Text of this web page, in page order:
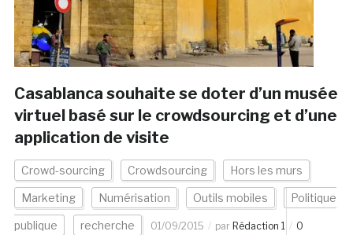
Casablanca souhaite se doter d’un musée
virtuel basé sur le crowdsourcing et d’une
application de visite
Crowd-sourcing Crowdsourcing Hors les murs
Marketing Numérisation Outils mobiles Politique
publique recherche 01/09/2015 par Rédaction 1
0